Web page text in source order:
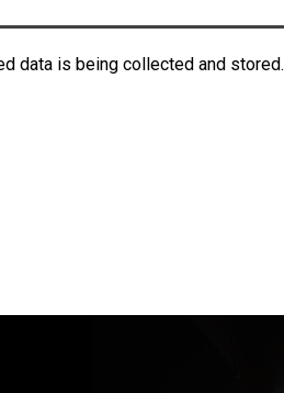
data is being collected and stored.